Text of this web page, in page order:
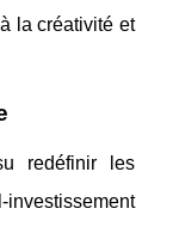
la créativité et
redéfinir les